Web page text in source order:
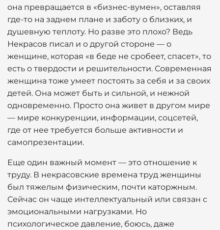
она превращается в «бизнес-вумен», оставляя
где-то на заднем плане и заботу о близких, и
душевную теплоту. Но разве это плохо? Ведь
Некрасов писал и о другой стороне — о
женщине, которая «в беде не сробеет, спасет», то
есть о твердости и решительности. Современная
женщина тоже умеет постоять за себя и за своих
детей. Она может быть и сильной, и нежной
одновременно. Просто она живет в другом мире
— мире конкуренции, информации, соцсетей,
где от нее требуется больше активности и
самопрезентации.
Еще один важный момент — это отношение к
труду. В некрасовские времена труд женщины
был тяжелым физическим, почти каторжным.
Сейчас он чаще интеллектуальный или связан с
эмоциональными нагрузками. Но
психологическое давление, боюсь, даже